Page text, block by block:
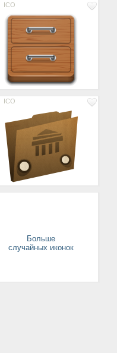
ICO
ICO
Больше
случайных иконок